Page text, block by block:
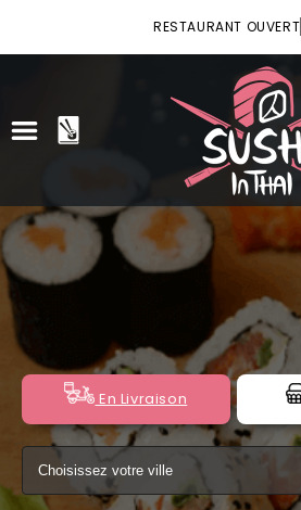
RESTAURANT OUVERT
ACCUEIL
VOTRE COMPTE
NOTRE RESTAURANT
VOS AVIS
MENTIONS LÉGALES
En Livraison